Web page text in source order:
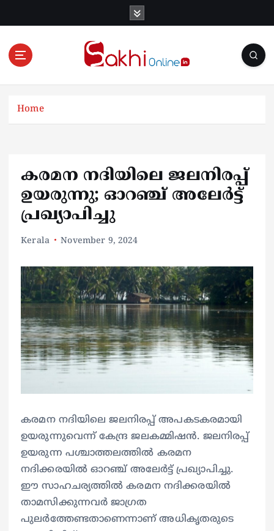
Online News Portal
Home
കരമന നദിയിലെ ജലനിരപ്പ്
ഉയരുന്നു; ഓറഞ്ച് അലേര്‍ട്ട്
പ്രഖ്യാപിച്ചു
Kerala November 9, 2024
കരമന നദിയിലെ ജലനിരപ്പ് അപകടകരമായി
ഉയരുന്നുവെന്ന് കേന്ദ്ര ജലകമ്മിഷന്‍. ജലനിരപ്പ്
ഉയരുന്ന പശ്ചാത്തലത്തില്‍ കരമന
നദിക്കരയില്‍ ഓറഞ്ച് അലേര്‍ട്ട് പ്രഖ്യാപിച്ചു.
ഈ സാഹചര്യത്തില്‍ കരമന നദിക്കരയില്‍
താമസിക്കുന്നവര്‍ ജാഗ്രത
പുലര്‍ത്തേണ്ടതാണെന്നാണ് അധികൃതരുടെ